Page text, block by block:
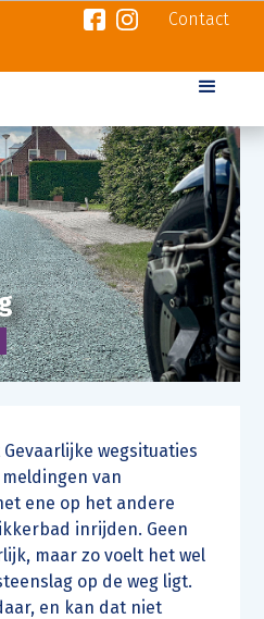
Contact
wegsituaties
van
ene op het andere
inrijden. Geen
maar zo voelt het wel
op de weg ligt.
en kan dat niet